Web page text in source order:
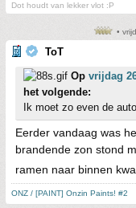
Dot houdt van lekker vlot :P
•
ToT
Op vrijdag
het volgende:
Ik moet zo even de
Eerder vandaag was
brandende zon stond
ramen naar binnen
ONZ / [PAINT] Onzin Paints! #2